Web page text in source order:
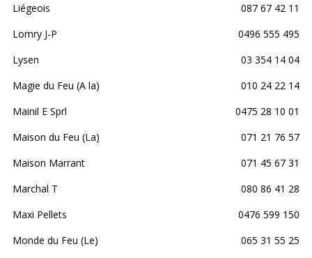
Liégeois
087 67 42 11
Lomry J-P
0496 555 495
Lysen
03 354 14 04
Magie du Feu (A la)
010 24 22 14
Mainil E Sprl
0475 28 10 01
Maison du Feu (La)
071 21 76 57
Maison Marrant
071 45 67 31
Marchal T
080 86 41 28
Maxi Pellets
0476 599 150
Monde du Feu (Le)
065 31 55 25